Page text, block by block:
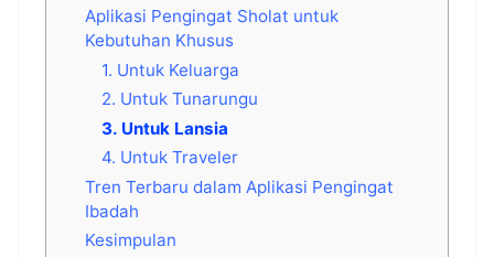
Aplikasi Pengingat Sholat untuk
Kebutuhan Khusus
1. Untuk Keluarga
2. Untuk Tunarungu
3. Untuk Lansia
4. Untuk Traveler
Tren Terbaru dalam Aplikasi Pengingat
Ibadah
Kesimpulan